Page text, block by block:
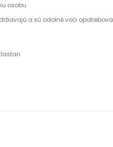
osobu.
a sú odolné voči